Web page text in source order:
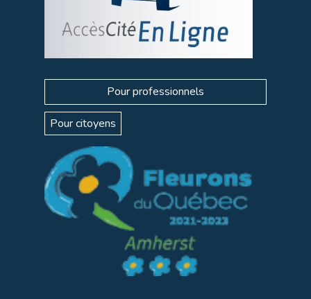
Pour professionnels
Pour citoyens